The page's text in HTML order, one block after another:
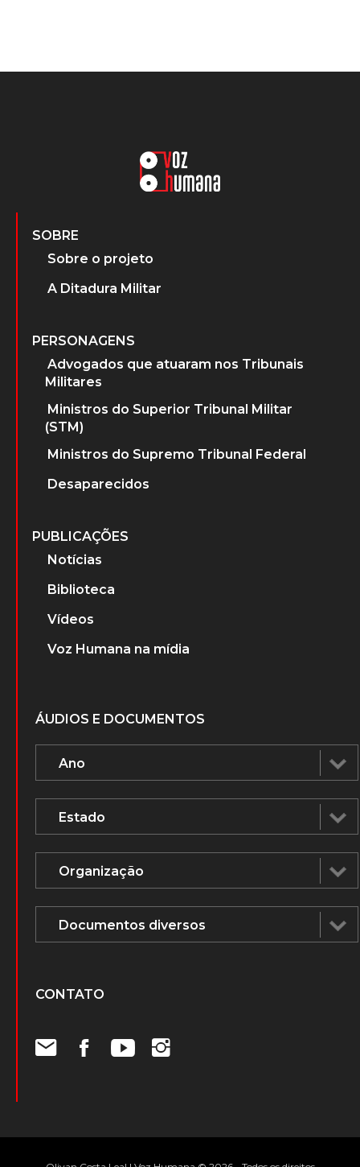
SOBRE
Sobre o projeto
A Ditadura Militar
PERSONAGENS
Advogados que atuaram nos Tribunais
Militares
Ministros do Superior Tribunal Militar
(STM)
Ministros do Supremo Tribunal Federal
Desaparecidos
PUBLICAÇÕES
Notícias
Biblioteca
Vídeos
Voz Humana na mídia
ÁUDIOS E DOCUMENTOS
CONTATO